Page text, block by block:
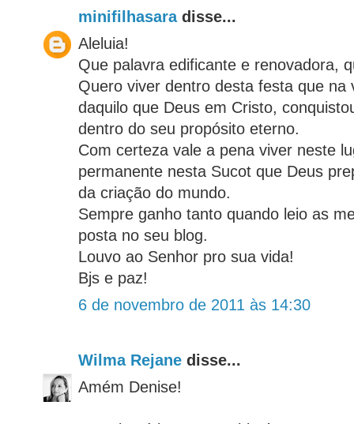
minifilhasaradisse...
Aleluia!
Que palavra edificante e renovadora,
Quero viver dentro desta festa que na
daquilo que Deus em Cristo,
dentro do seu propósito eterno.
Com certeza vale a pena viver neste
permanente nesta Sucot que Deus
da criação do mundo.
Sempre ganho tanto quando leio as
posta no seu blog.
Louvo ao Senhor pro sua vida!
Bjs e paz!
6 de novembro de 2011 às 14:30
Wilma Rejane disse...
Amém Denise!